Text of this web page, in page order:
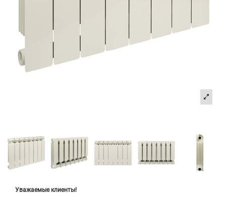
Уважаемые клиенты!